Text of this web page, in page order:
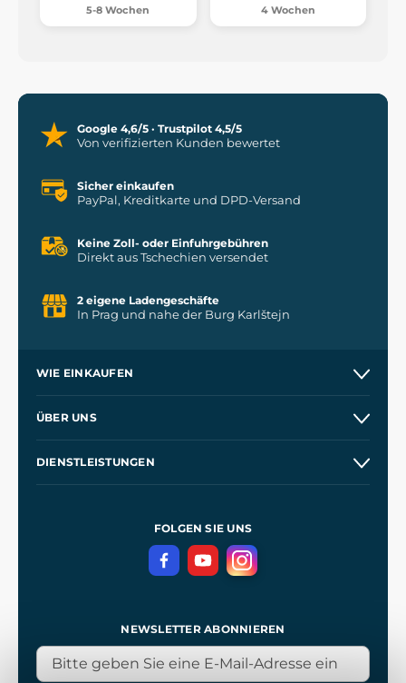
5-8 Wochen 4 Wochen
Google 4,6/5 · Trustpilot 4,5/5
Von verifizierten Kunden bewertet
Sicher einkaufen
PayPal, Kreditkarte und DPD-Versand
Keine Zoll- oder Einfuhrgebühren
Direkt aus Tschechien versendet
2 eigene Ladengeschäfte
In Prag und nahe der Burg Karlštejn
WIE EINKAUFEN
Kontakt
ÜBER UNS
DIENSTLEISTUNGEN
GeschäftsbedingungenFOLGEN SIE UNS
NEWSLETTER ABONNIEREN